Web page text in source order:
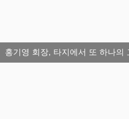
홍기영 회장, 타지에서 또 하나의